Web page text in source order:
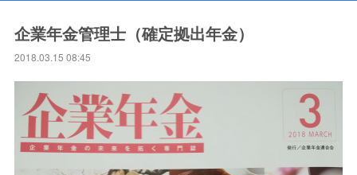
企業年金管理士（確定拠出年金）
2018.03.15 08:45